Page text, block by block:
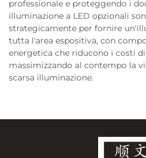
professionale e proteggendo i
illuminazione a LED opzionali
strategicamente per fornire
tutta l'area espositiva, con
energetica che riducono i costi
massimizzando al contempo la
scarsa illuminazione.